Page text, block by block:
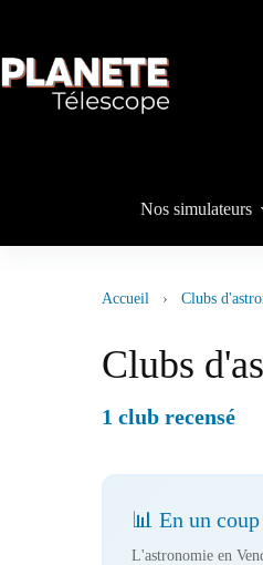
Nos simulateurs
Accueil › Clubs
Clubs
1 club recensé
📊 En un
L'astronomie en